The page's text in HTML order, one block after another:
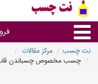
نت چسب
مرکز مقالات
چسب مخصوص چسباندن